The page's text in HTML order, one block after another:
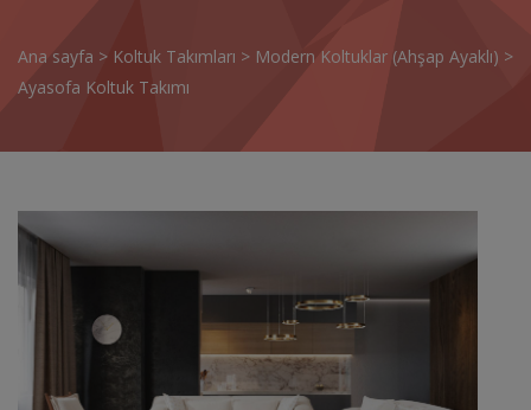
Ana sayfa > Koltuk Takımları > Modern Koltuklar (Ahşap Ayaklı) >
Ayasofa Koltuk Takımı